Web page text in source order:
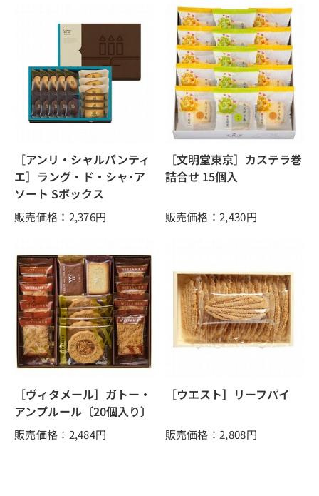
［アンリ・シャルパンティ
エ］ラング・ド・シャ･ア
ソート Sボックス
販売価格：2,376円
［文明堂東京］カステラ巻
詰合せ 15個入
販売価格：2,430円
［ヴィタメール］ガトー・
アンプルール〔20個入り〕
販売価格：2,484円
［ウエスト］リーフパイ
販売価格：2,808円